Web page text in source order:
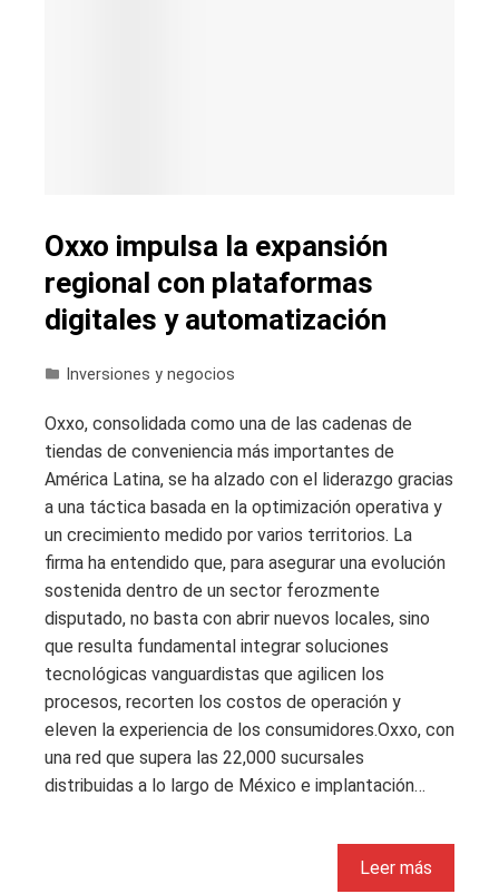
Oxxo impulsa la expansión
regional con plataformas
digitales y automatización
Inversiones y negocios
Oxxo, consolidada como una de las cadenas de
tiendas de conveniencia más importantes de
América Latina, se ha alzado con el liderazgo gracias
a una táctica basada en la optimización operativa y
un crecimiento medido por varios territorios. La
firma ha entendido que, para asegurar una evolución
sostenida dentro de un sector ferozmente
disputado, no basta con abrir nuevos locales, sino
que resulta fundamental integrar soluciones
tecnológicas vanguardistas que agilicen los
procesos, recorten los costos de operación y
eleven la experiencia de los consumidores.Oxxo, con
una red que supera las 22,000 sucursales
distribuidas a lo largo de México e implantación…
Leer más